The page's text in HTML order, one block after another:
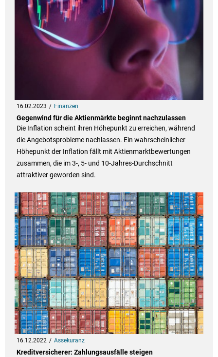
16.02.2023 Finanzen
Gegenwind für die Aktienmärkte beginnt nachzulassen
Die Inflation scheint ihren Höhepunkt zu erreichen, während
die Angebotsprobleme nachlassen. Ein wahrscheinlicher
Höhepunkt der Inflation fällt mit Aktienmarktbewertungen
zusammen, die im 3-, 5- und 10-Jahres-Durchschnitt
attraktiver geworden sind.
16.12.2022 Assekuranz
Kreditversicherer: Zahlungsausfälle steigen